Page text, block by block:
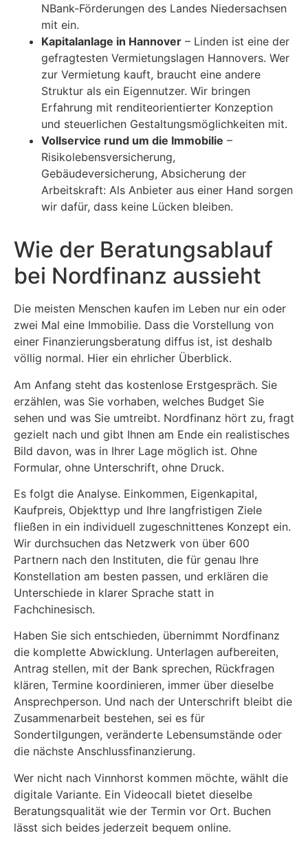
NBank-Förderungen des Landes Niedersachsen
mit ein.
Kapitalanlage in Hannover – Linden ist eine der
gefragtesten Vermietungslagen Hannovers. Wer
zur Vermietung kauft, braucht eine andere
Struktur als ein Eigennutzer. Wir bringen
Erfahrung mit renditeorientierter Konzeption
und steuerlichen Gestaltungsmöglichkeiten mit.
Vollservice rund um die Immobilie –
Risikolebensversicherung,
Gebäudeversicherung, Absicherung der
Arbeitskraft: Als Anbieter aus einer Hand sorgen
wir dafür, dass keine Lücken bleiben.
Wie der Beratungsablauf
bei Nordfinanz aussieht
Die meisten Menschen kaufen im Leben nur ein oder
zwei Mal eine Immobilie. Dass die Vorstellung von
einer Finanzierungsberatung diffus ist, ist deshalb
völlig normal. Hier ein ehrlicher Überblick.
Am Anfang steht das kostenlose Erstgespräch. Sie
erzählen, was Sie vorhaben, welches Budget Sie
sehen und was Sie umtreibt. Nordfinanz hört zu, fragt
gezielt nach und gibt Ihnen am Ende ein realistisches
Bild davon, was in Ihrer Lage möglich ist. Ohne
Formular, ohne Unterschrift, ohne Druck.
Es folgt die Analyse. Einkommen, Eigenkapital,
Kaufpreis, Objekttyp und Ihre langfristigen Ziele
fließen in ein individuell zugeschnittenes Konzept ein.
Wir durchsuchen das Netzwerk von über 600
Partnern nach den Instituten, die für genau Ihre
Konstellation am besten passen, und erklären die
Unterschiede in klarer Sprache statt in
Fachchinesisch.
Haben Sie sich entschieden, übernimmt Nordfinanz
die komplette Abwicklung. Unterlagen aufbereiten,
Antrag stellen, mit der Bank sprechen, Rückfragen
klären, Termine koordinieren, immer über dieselbe
Ansprechperson. Und nach der Unterschrift bleibt die
Zusammenarbeit bestehen, sei es für
Sondertilgungen, veränderte Lebensumstände oder
die nächste Anschlussfinanzierung.
Wer nicht nach Vinnhorst kommen möchte, wählt die
digitale Variante. Ein Videocall bietet dieselbe
Beratungsqualität wie der Termin vor Ort. Buchen
lässt sich beides jederzeit bequem online.